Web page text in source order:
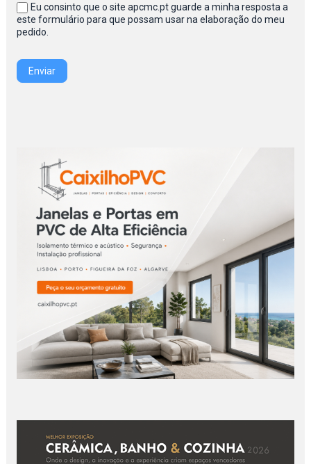
Eu consinto que o site apcmc.pt guarde a minha resposta a
este formulário para que possam usar na elaboração do meu
pedido.
Enviar